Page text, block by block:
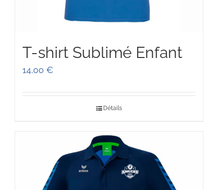
T-shirt Sublimé Enfant
14,00 €
Détails